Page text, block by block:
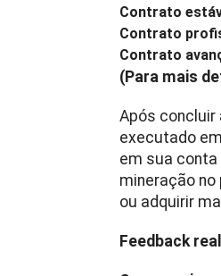
Contrato
Contrato
Contrato
(Para mais
Após concluir
executado
em sua conta
mineração no
ou adquirir
Feedback